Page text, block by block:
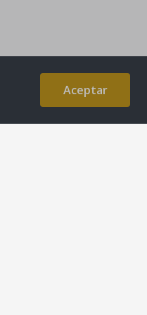
Aceptar